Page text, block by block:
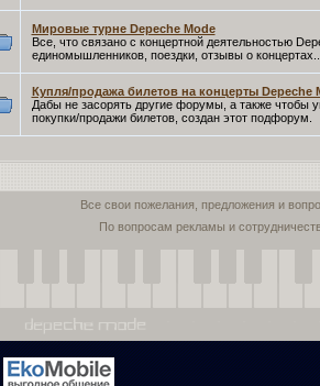
Мировые турне Depeche Mode
Все, что связано с концертной деятельностью
единомышленников, поездки, отзывы о
Купля/продажа билетов на концерты Depeche
Дабы не засорять другие форумы, а также чтобы
покупки/продажи билетов, создан этот подфорум.
Все свои пожелания, предложения и
По вопросам рекламы и